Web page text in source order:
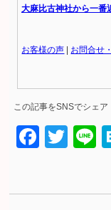
大麻比古神社から一番
お客様の声 お問合せ
この記事をSNSでシェア